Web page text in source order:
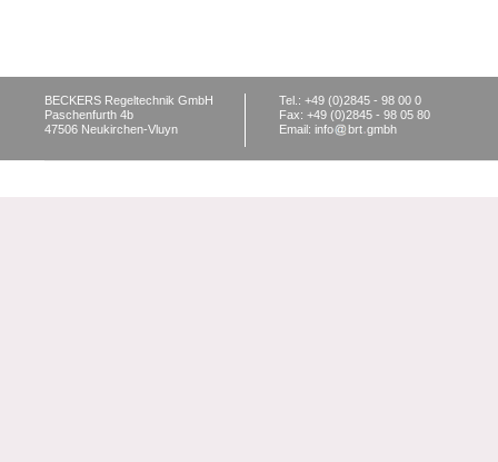
BECKERS Regeltechnik GmbH
Paschenfurth 4b
47506 Neukirchen-Vluyn
Tel.: +49 (0)2845 - 98 00 0
Fax: +49 (0)2845 - 98 05 80
Email: info
brt gmbh